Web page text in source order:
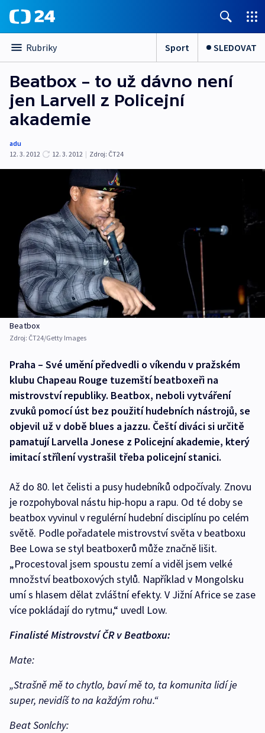
Rubriky Sport SLEDOVAT
Beatbox – to už dávno není
jen Larvell z Policejní
akademie
adu
12. 3. 2012
12. 3. 2012 | Zdroj: ČT24
Beatbox
Zdroj: ČT24/Getty Images
Praha – Své umění předvedli o víkendu v pražském
klubu Chapeau Rouge tuzemští beatboxeři na
mistrovství republiky. Beatbox, neboli vytváření
zvuků pomocí úst bez použití hudebních nástrojů, se
objevil už v době blues a jazzu. Čeští diváci si určitě
pamatují Larvella Jonese z Policejní akademie, který
imitací střílení vystrašil třeba policejní stanici.
Až do 80. let čelisti a pusy hudebníků odpočívaly. Znovu
je rozpohyboval nástu hip-hopu a rapu. Od té doby se
beatbox vyvinul v regulérní hudební disciplínu po celém
světě. Podle pořadatele mistrovství světa v beatboxu
Bee Lowa se styl beatboxerů může značně lišit.
„Procestoval jsem spoustu zemí a viděl jsem velké
množství beatboxových stylů. Například v Mongolsku
umí s hlasem dělat zvláštní efekty. V Jižní Africe se zase
více pokládají do rytmu,“ uvedl Low.
Finalisté Mistrovství ČR v Beatboxu:
Mate:
„Strašně mě to chytlo, baví mě to, ta komunita lidí je
super, nevidíš to na každým rohu.“
Beat Sonlchy: